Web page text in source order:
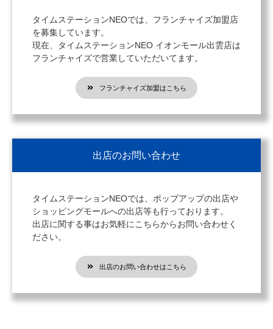
タイムステーションNEOでは、フランチャイズ加盟店
を募集しています。
現在、タイムステーションNEO イオンモール出雲店は
フランチャイズで営業していただいてます。
フランチャイズ加盟はこちら
出店のお問い合わせ
タイムステーションNEOでは、ポップアップの出店や
ショッピングモールへの出店等も行っております。
出店に関する事はお気軽にこちらからお問い合わせく
ださい。
出店のお問い合わせはこちら